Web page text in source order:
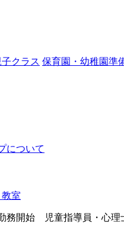
子クラス 保育園・幼稚園準
について
務開始 児童指導員・心理